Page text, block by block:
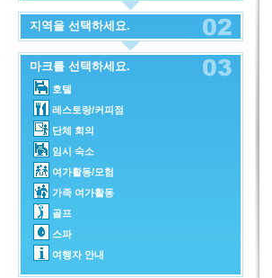
지역을 선택하세요.
마크를 선택하세요.
호텔
레스토랑/커피점
단체 회의
임시 숙소
여가활동/모험
가족 여가활동
골프
스파
여행자 안내